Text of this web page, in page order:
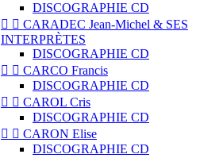
DISCOGRAPHIE CD
  CARADEC Jean-Michel & SES
INTERPRÈTES
DISCOGRAPHIE CD
  CARCO Francis
DISCOGRAPHIE CD
  CAROL Cris
DISCOGRAPHIE CD
  CARON Elise
DISCOGRAPHIE CD